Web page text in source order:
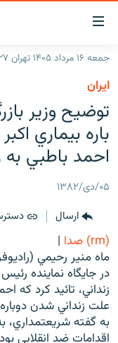
لینک‌های
قابلیت
دسترسی
بازگشت
منوی
اصلی
رفتن
صفحه
جهان
رادیو
گزارش‌های تصویری
گزارش‌های ویدئویی
زنان فردا
English
به ما بپیوندید
جمعه ۱۶ مرداد ۱۴۰۵ تهران ۰۶:۲۷
ايران
توضيح وزير
باره بيماري
احمد باطبي به
۰۵/دی/۱۳۸۲
ارسال
(rm) صدا
|
ماه منير رحيمي
در جايگاه نماينده
زنداني، تائيد كرد كه
علت زنداني شدن
به گفته
اقدامات ضد انقلابي